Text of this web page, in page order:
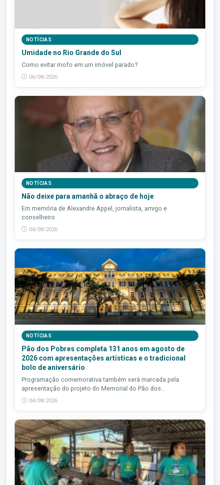
NOTÍCIAS
Umidade no Rio Grande do Sul
Como evitar mofo em um imóvel parado?
06/08/2026
NOTÍCIAS
Não deixe para amanhã o abraço de hoje
Em memória de Alexandre Appel, jornalista, amigo e
conselheiro
04/08/2026
NOTÍCIAS
Pão dos Pobres completa 131 anos em agosto de
2026 com apresentações artísticas e o tradicional
bolo de aniversário
Programação comemorativa também será marcada pela
apresentação do projeto do Memorial do Pão dos...
04/08/2026